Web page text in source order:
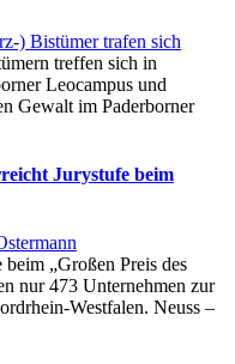
treffen sich in
Leocampus und
Gewalt im Paderborner
Jurystufe beim
„Großen Preis des
nur 473 Unternehmen zur
Westfalen. Neuss –